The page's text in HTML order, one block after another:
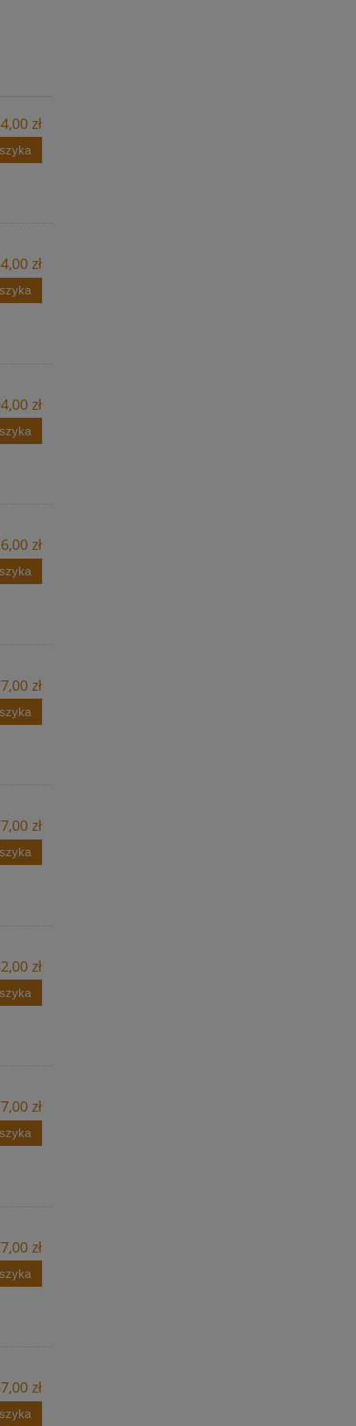
zł
zł
zł
zł
zł
zł
zł
zł
zł
zł